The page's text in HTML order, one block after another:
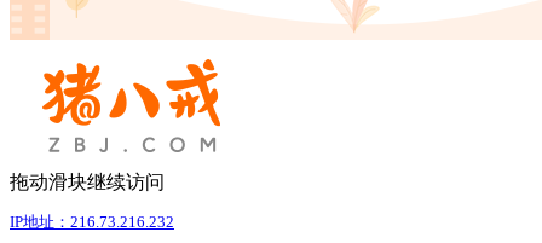
拖动滑块继续访问
IP地址：216.73.216.232